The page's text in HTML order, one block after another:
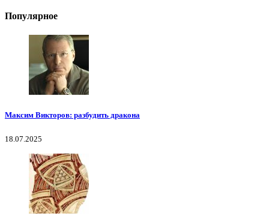
Популярное
Максим Викторов: разбудить дракона
18.07.2025